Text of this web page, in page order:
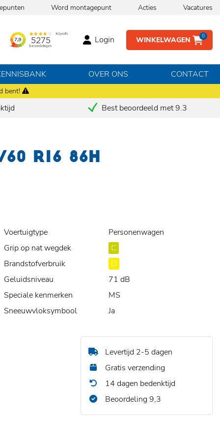
bent!
Word montagepunt Acties Vacatures
WINKELWAGEN 0
Login
OVER ONS CONTACT
Best beoordeeld met 9.3
60 R16 86H
Voertuigtype
Personenwagen
Grip op nat wegdek
C
Brandstofverbruik
D
Geluidsniveau
71 dB
Speciale kenmerken
MS
Sneeuwvloksymbool
Ja
Levertijd 2-5 dagen
Gratis verzending
14 dagen bedenktijd
Beoordeling 9,3